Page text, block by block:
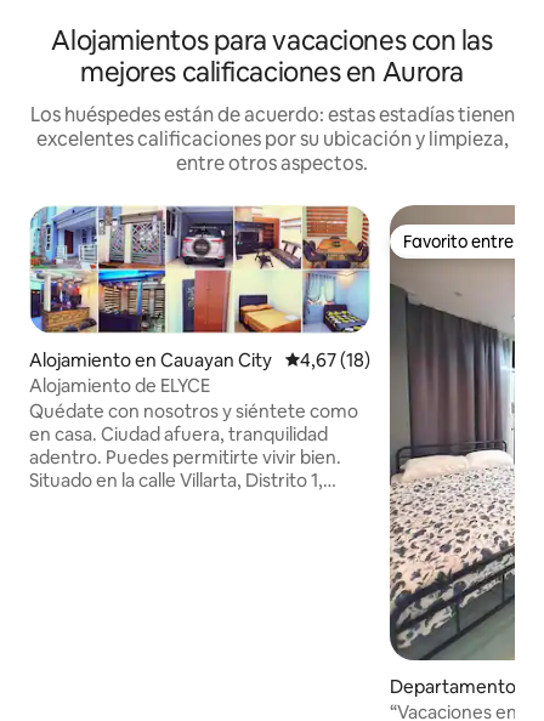
Alojamientos para vacaciones con las
mejores calificaciones en Aurora
Los huéspedes están de acuerdo: estas estadías tienen
excelentes calificaciones por su ubicación y limpieza,
entre otros aspectos.
Alojamiento en Cauayan City Calificación promedio: 4,67 de
4,67 (18)
Alojamiento de ELYCE
Quédate con nosotros y siéntete como
en casa. Ciudad afuera, tranquilidad
adentro. Puedes permitirte vivir bien.
Situado en la calle Villarta, Distrito 1,
Favorito entre
Favorito entre
Departamento en
“Vacaciones en